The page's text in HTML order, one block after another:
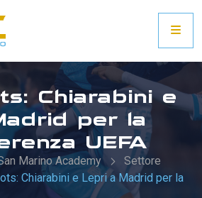
Chiarabini e
per la
UEFA
Marino Academy
Settore
Chiarabini e Lepri a Madrid per la